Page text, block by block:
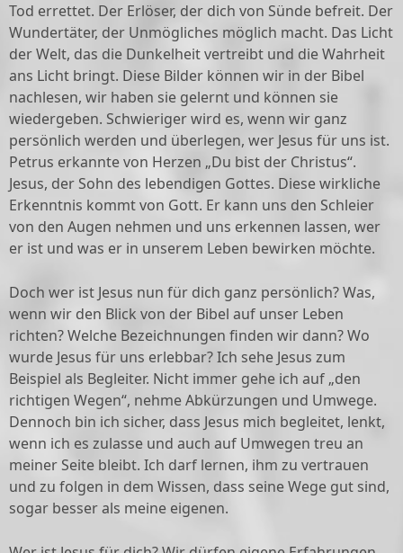
Tod errettet. Der Erlöser, der dich von Sünde befreit. Der
Wundertäter, der Unmögliches möglich macht. Das Licht
der Welt, das die Dunkelheit vertreibt und die Wahrheit
ans Licht bringt. Diese Bilder können wir in der Bibel
nachlesen, wir haben sie gelernt und können sie
wiedergeben. Schwieriger wird es, wenn wir ganz
persönlich werden und überlegen, wer Jesus für uns ist.
Petrus erkannte von Herzen „Du bist der Christus“.
Jesus, der Sohn des lebendigen Gottes. Diese wirkliche
Erkenntnis kommt von Gott. Er kann uns den Schleier
von den Augen nehmen und uns erkennen lassen, wer
er ist und was er in unserem Leben bewirken möchte.
Doch wer ist Jesus nun für dich ganz persönlich? Was,
wenn wir den Blick von der Bibel auf unser Leben
richten? Welche Bezeichnungen finden wir dann? Wo
wurde Jesus für uns erlebbar? Ich sehe Jesus zum
Beispiel als Begleiter. Nicht immer gehe ich auf „den
richtigen Wegen“, nehme Abkürzungen und Umwege.
Dennoch bin ich sicher, dass Jesus mich begleitet, lenkt,
wenn ich es zulasse und auch auf Umwegen treu an
meiner Seite bleibt. Ich darf lernen, ihm zu vertrauen
und zu folgen in dem Wissen, dass seine Wege gut sind,
sogar besser als meine eigenen.